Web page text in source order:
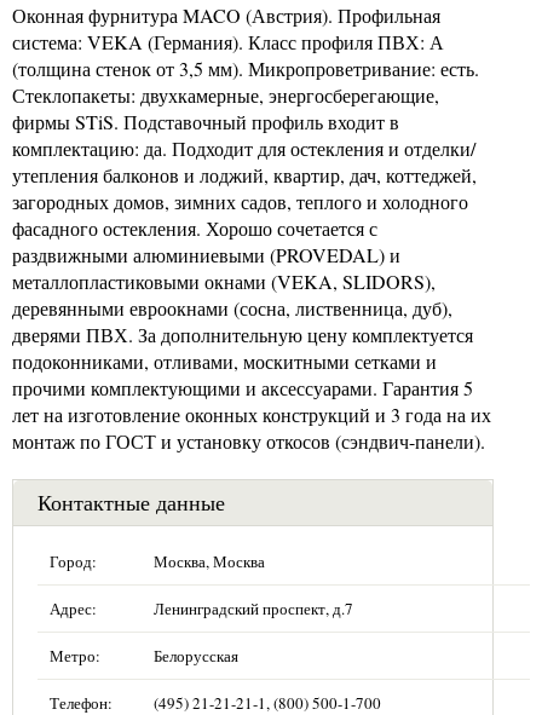
Оконная фурнитура MACO (Австрия). Профильная
система: VEKA (Германия). Класс профиля ПВХ: А
(толщина стенок от 3,5 мм). Микропроветривание: есть.
Стеклопакеты: двухкамерные, энергосберегающие,
фирмы STiS. Подставочный профиль входит в
комплектацию: да. Подходит для остекления и отделки/
утепления балконов и лоджий, квартир, дач, коттеджей,
загородных домов, зимних садов, теплого и холодного
фасадного остекления. Хорошо сочетается с
раздвижными алюминиевыми (PROVEDAL) и
металлопластиковыми окнами (VEKA, SLIDORS),
деревянными евроокнами (сосна, лиственница, дуб),
дверями ПВХ. За дополнительную цену комплектуется
подоконниками, отливами, москитными сетками и
прочими комплектующими и аксессуарами. Гарантия 5
лет на изготовление оконных конструкций и 3 года на их
монтаж по ГОСТ и установку откосов (сэндвич-панели).
Контактные данные
Город: Москва, Москва
Адрес: Ленинградский проспект, д.7
Метро: Белорусская
Телефон: (495) 21-21-21-1, (800) 500-1-700